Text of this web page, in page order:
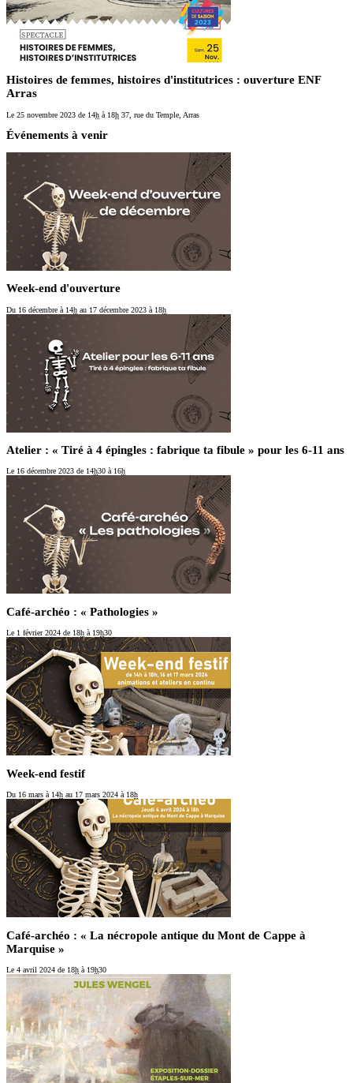
Histoires de femmes, histoires d'institutrices : ouverture ENF
Arras
Le 25 novembre 2023 de 14h à 18h 37, rue du Temple, Arras
Événements à venir
Week-end d'ouverture
Du 16 décembre à 14h au 17 décembre 2023 à 18h
Atelier : « Tiré à 4 épingles : fabrique ta fibule » pour les 6-11 ans
Le 16 décembre 2023 de 14h30 à 16h
Café-archéo : « Pathologies »
Le 1 février 2024 de 18h à 19h30
Week-end festif
Du 16 mars à 14h au 17 mars 2024 à 18h
Café-archéo : « La nécropole antique du Mont de Cappe à
Marquise »
Le 4 avril 2024 de 18h à 19h30